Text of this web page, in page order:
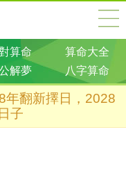
算命
算命大全
解夢 八字算命
年翻新擇日，2028
子